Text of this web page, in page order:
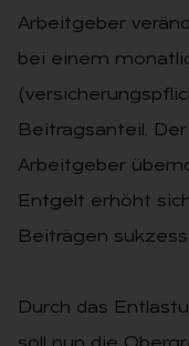
Arbeitgeber
bei einem
Beitragsanteil.
Arbeitgeber
Entgelt erhöht
Beiträgen
Durch das